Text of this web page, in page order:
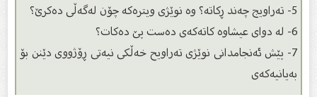
7- پێش ئەنجامدانى نوێژى تەراویح خەڵکى نیەتى ڕۆژووى دێنن بۆ
بەیانیەکەى